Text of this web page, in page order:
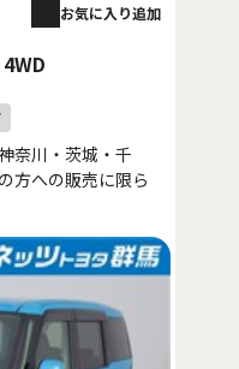
お気に入り追加
奈川・茨城・千
方への販売に限ら